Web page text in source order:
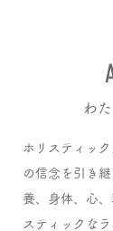
ホリスティッ
の信念を引き
養、身体、心
スティックな
わ